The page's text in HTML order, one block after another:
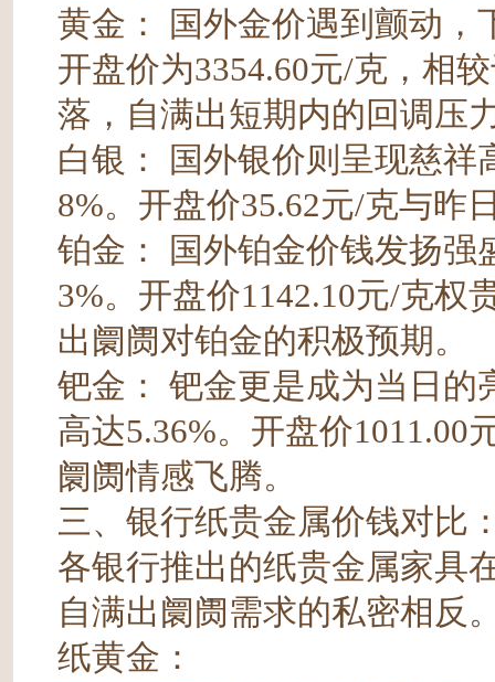
黄金： 国外金价遇到颤动，
开盘价为3354.60元/克，相
落，自满出短期内的回调压
白银： 国外银价则呈现慈祥
8%。开盘价35.62元/克与昨
铂金： 国外铂金价钱发扬强
3%。开盘价1142.10元/克权
出阛阓对铂金的积极预期。
钯金： 钯金更是成为当日的
高达5.36%。开盘价1011.00
阛阓情感飞腾。
三、银行纸贵金属价钱对比
各银行推出的纸贵金属家具
自满出阛阓需求的私密相反
纸黄金：